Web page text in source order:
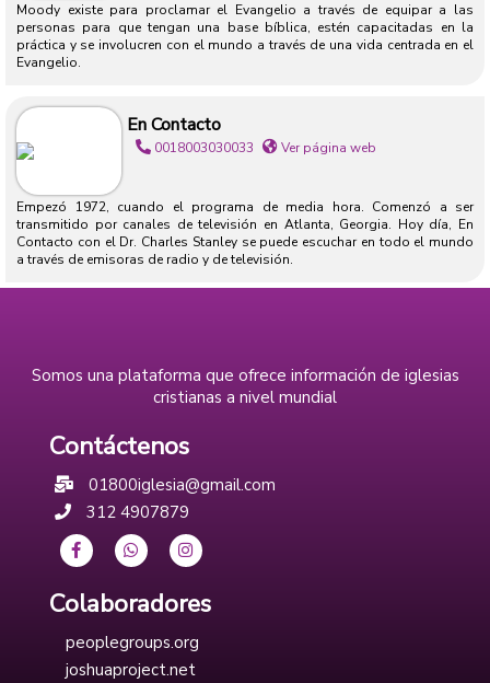
Moody existe para proclamar el Evangelio a través de equipar a las
personas para que tengan una base bíblica, estén capacitadas en la
práctica y se involucren con el mundo a través de una vida centrada en el
Evangelio.
En Contacto
0018003030033 Ver página web
Empezó 1972, cuando el programa de media hora. Comenzó a ser
transmitido por canales de televisión en Atlanta, Georgia. Hoy día, En
Contacto con el Dr. Charles Stanley se puede escuchar en todo el mundo
a través de emisoras de radio y de televisión.
Somos una plataforma que ofrece información de iglesias
cristianas a nivel mundial
Contáctenos
01800iglesia@gmail.com
312 4907879
Colaboradores
peoplegroups.org
joshuaproject.net